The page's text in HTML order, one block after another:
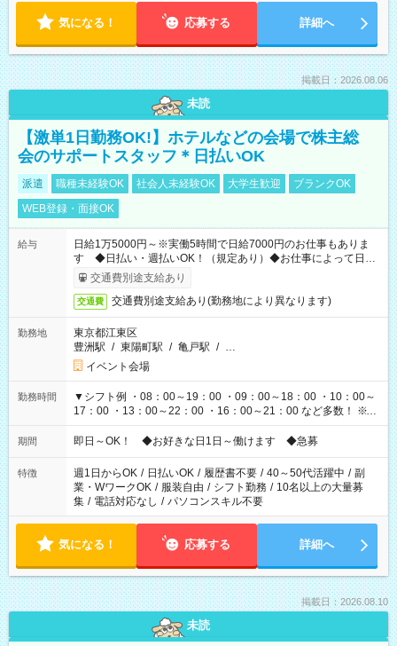
気になる！ 応募する 詳細へ
掲載日：2026.08.06
未読
【激単1日勤務OK!】ホテルなどの会場で株主総
会のサポートスタッフ＊日払いOK
派遣 職種未経験OK 社会人未経験OK 大学生歓迎
ブランクOK
WEB登録・面接OK
給与
日給1万5000円～※実働5時間で日給7000円のお仕事もありま
す ◆日払い・週払いOK！（規定あり）◆お仕事によって日給
も異なります
交通費別途支給あり
交通費 交通費別途支給あり(勤務地により異なります)
勤務地
東京都江東区
豊洲駅 / 東陽町駅 / 亀戸駅 / …
イベント会場
勤務時間
▼シフト例 ・08：00～19：00 ・09：00～18：00 ・10：00～
17：00 ・13：00～22：00 ・16：00～21：00 など多数！ ※お
仕事により勤務時間が異なります
期間 即日～OK！ ◆お好きな日1日～働けます ◆急募
特徴 週1日からOK / 日払いOK / 履歴書不要 / 40～50代活躍中 / 副
業・WワークOK / 服装自由 / シフト勤務 / 10名以上の大量募
集 / 電話対応なし / パソコンスキル不要
気になる！ 応募する 詳細へ
掲載日：2026.08.10
未読